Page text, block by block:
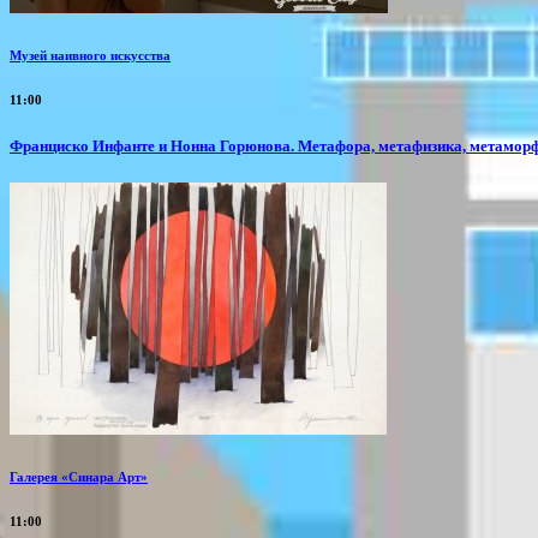
Музей наивного искусства
11:00
Франциско Инфанте и Нонна Горюнова. Метафора, метафизика,
Галерея «Синара Арт»
11:00